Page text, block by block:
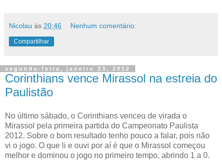
Nicolau às 20:46 Nenhum comentário:
Compartilhar
segunda-feira, janeiro 23, 2012
Corinthians vence Mirassol na estreia do
Paulistão
No último sábado, o Corinthians venceu de virada o
Mirassol pela primeira partida do Campeonato Paulista
2012. Sobre o bom resultado tenho pouco a falar, pois não
vi o jogo. O que li e ouvi por aí é que o Mirassol começou
melhor e dominou o jogo no primeiro tempo, abrindo 1 a 0.